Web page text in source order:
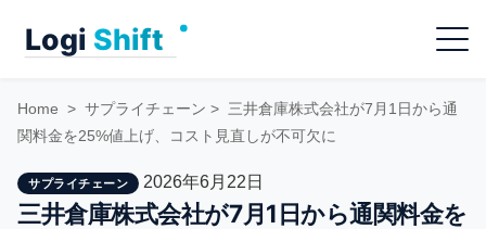
Menu
Home > サプライチェーン > 三井倉庫株式会社が7月1日から通
関料金を25%値上げ、コスト見直しが不可欠に
サプライチェーン 2026年6月22日
三井倉庫株式会社が7月1日から通関料金を